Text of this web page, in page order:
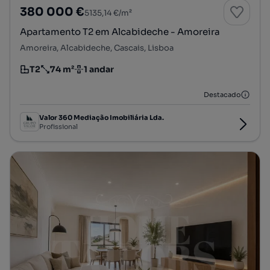
380 000 €5135,14 €/m²
Apartamento T2 em Alcabideche - Amoreira
Amoreira, Alcabideche, Cascais, Lisboa
Tipologia
T2
Preço por metro quadrado
74 m²
Andar 1 andar
Destacado
Valor 360 Mediação Imobiliária Lda.
Profissional